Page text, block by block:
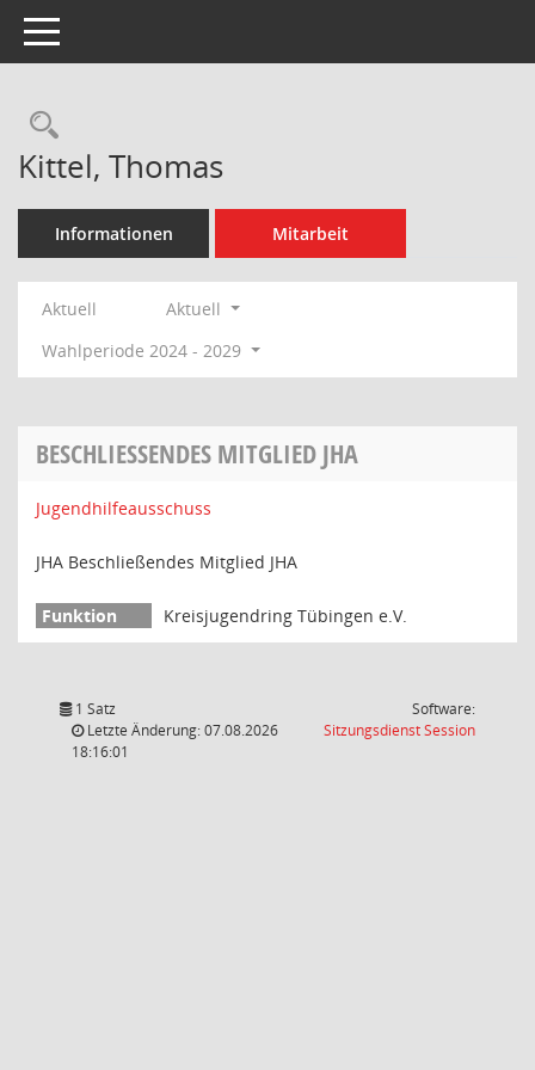
Toggle navigation
Rechercheauswahl
Kittel, Thomas
Informationen Mitarbeit
Aktuell
Aktuell
Wahlperiode 2024 - 2029
BESCHLIESSENDES MITGLIED JHA
Jugendhilfeausschuss
JHA Beschließendes Mitglied JHA
Kreisjugendring Tübingen e.V.
1 Satz
Letzte Änderung: 07.08.2026
18:16:01
Software:
SitzungsdienstSession(Wird in